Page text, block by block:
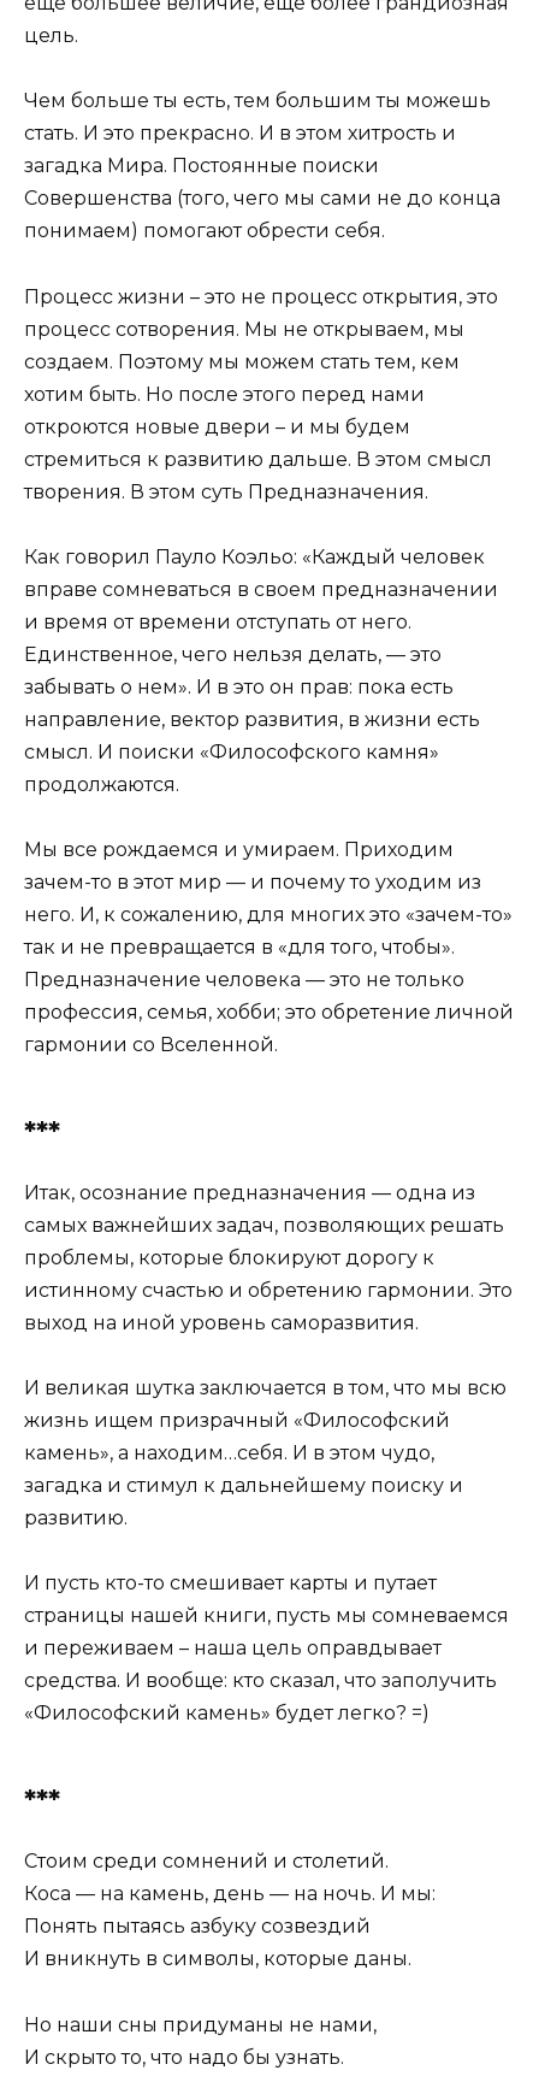
цель.
Чем больше ты есть, тем большим ты можешь
стать. И это прекрасно. И в этом хитрость и
загадка Мира. Постоянные поиски
Совершенства (того, чего мы сами не до конца
понимаем) помогают обрести себя.
Процесс жизни – это не процесс открытия, это
процесс сотворения. Мы не открываем, мы
создаем. Поэтому мы можем стать тем, кем
хотим быть. Но после этого перед нами
откроются новые двери – и мы будем
стремиться к развитию дальше. В этом смысл
творения. В этом суть Предназначения.
Как говорил Пауло Коэльо: «Каждый человек
вправе сомневаться в своем предназначении
и время от времени отступать от него.
Единственное, чего нельзя делать, — это
забывать о нем». И в это он прав: пока есть
направление, вектор развития, в жизни есть
смысл. И поиски «Философского камня»
продолжаются.
Мы все рождаемся и умираем. Приходим
зачем-то в этот мир — и почему то уходим из
него. И, к сожалению, для многих это «зачем-то»
так и не превращается в «для того, чтобы».
Предназначение человека — это не только
профессия, семья, хобби; это обретение личной
гармонии со Вселенной.
***
Итак, осознание предназначения — одна из
самых важнейших задач, позволяющих решать
проблемы, которые блокируют дорогу к
истинному счастью и обретению гармонии. Это
выход на иной уровень саморазвития.
И великая шутка заключается в том, что мы всю
жизнь ищем призрачный «Философский
камень», а находим…себя. И в этом чудо,
загадка и стимул к дальнейшему поиску и
развитию.
И пусть кто-то смешивает карты и путает
страницы нашей книги, пусть мы сомневаемся
и переживаем – наша цель оправдывает
средства. И вообще: кто сказал, что заполучить
«Философский камень» будет легко? =)
***
Стоим среди сомнений и столетий.
Коса — на камень, день — на ночь. И мы:
Понять пытаясь азбуку созвездий
И вникнуть в символы, которые даны.
Но наши сны придуманы не нами,
И скрыто то, что надо бы узнать.